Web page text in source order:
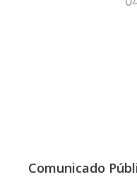
Comunicado